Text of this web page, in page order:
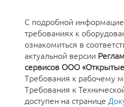
С подробной
требованиях к
ознакомиться в
актуальной версии
сервисов ООО «Открытые
Требования к рабочему
Требования к
доступен на странице